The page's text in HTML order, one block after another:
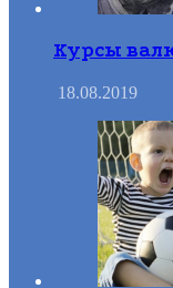
Курсы
18.08.2019